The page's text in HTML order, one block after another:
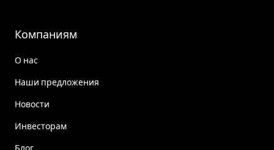
Компаниям
О нас
Наши предложения
Новости
Инвесторам